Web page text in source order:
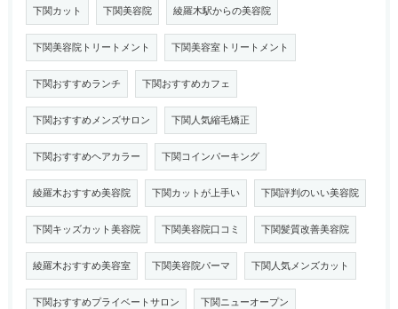
下関カット 下関美容院 綾羅木駅からの美容院
下関美容院トリートメント 下関美容室トリートメント
下関おすすめランチ 下関おすすめカフェ
下関おすすめメンズサロン 下関人気縮毛矯正
下関おすすめヘアカラー 下関コインパーキング
綾羅木おすすめ美容院 下関カットが上手い 下関評判のいい美容院
下関キッズカット美容院 下関美容院口コミ 下関髪質改善美容院
綾羅木おすすめ美容室 下関美容院パーマ 下関人気メンズカット
下関おすすめプライベートサロン 下関ニューオープン